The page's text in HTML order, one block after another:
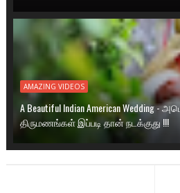
AMAZING VIDEOS
A Beautiful Indian American Wedding -
திருமணங்கள் இப்படி தான் நடக்குது !!!